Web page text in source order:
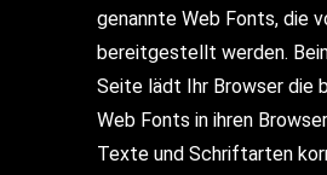
genannte Web Fonts, die
bereitgestellt werden.
Seite lädt Ihr Browser die
Web Fonts in ihren
Texte und Schriftarten